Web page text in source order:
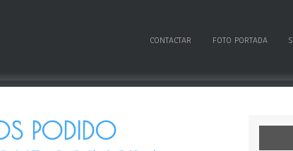
CONTACTAR FOTO PORTADA
PODIDO